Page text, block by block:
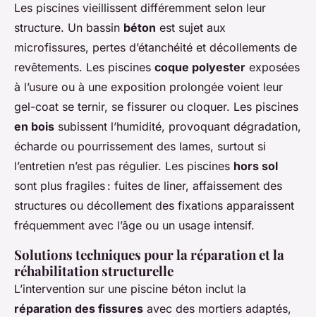
Les piscines vieillissent différemment selon leur
structure. Un bassin béton est sujet aux
microfissures, pertes d’étanchéité et décollements de
revêtements. Les piscines coque polyester exposées
à l’usure ou à une exposition prolongée voient leur
gel-coat se ternir, se fissurer ou cloquer. Les piscines
en bois subissent l’humidité, provoquant dégradation,
écharde ou pourrissement des lames, surtout si
l’entretien n’est pas régulier. Les piscines hors sol
sont plus fragiles : fuites de liner, affaissement des
structures ou décollement des fixations apparaissent
fréquemment avec l’âge ou un usage intensif.
Solutions techniques pour la réparation et la
réhabilitation structurelle
L’intervention sur une piscine béton inclut la
réparation des fissures avec des mortiers adaptés,